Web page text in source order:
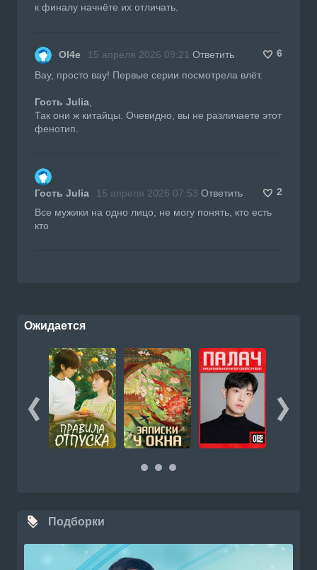
к финалу начнёте их отличать.
Ol4e 15 апреля 2026 09:21 Ответить
6
Вау, просто вау! Первые серии посмотрела влёт.
Гость Julia
Так они ж китайцы. Очевидно, вы не различаете этот
фенотип.
Гость Julia 15 апреля 2026 07:53 Ответить
2
Все мужики на одно лицо, не могу понять, кто есть
кто
Ожидается
Подборки